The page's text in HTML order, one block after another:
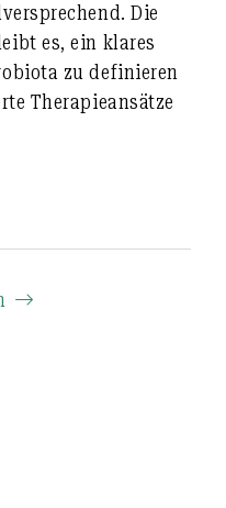
Die
es, ein klares
zu definieren
Therapieansätze